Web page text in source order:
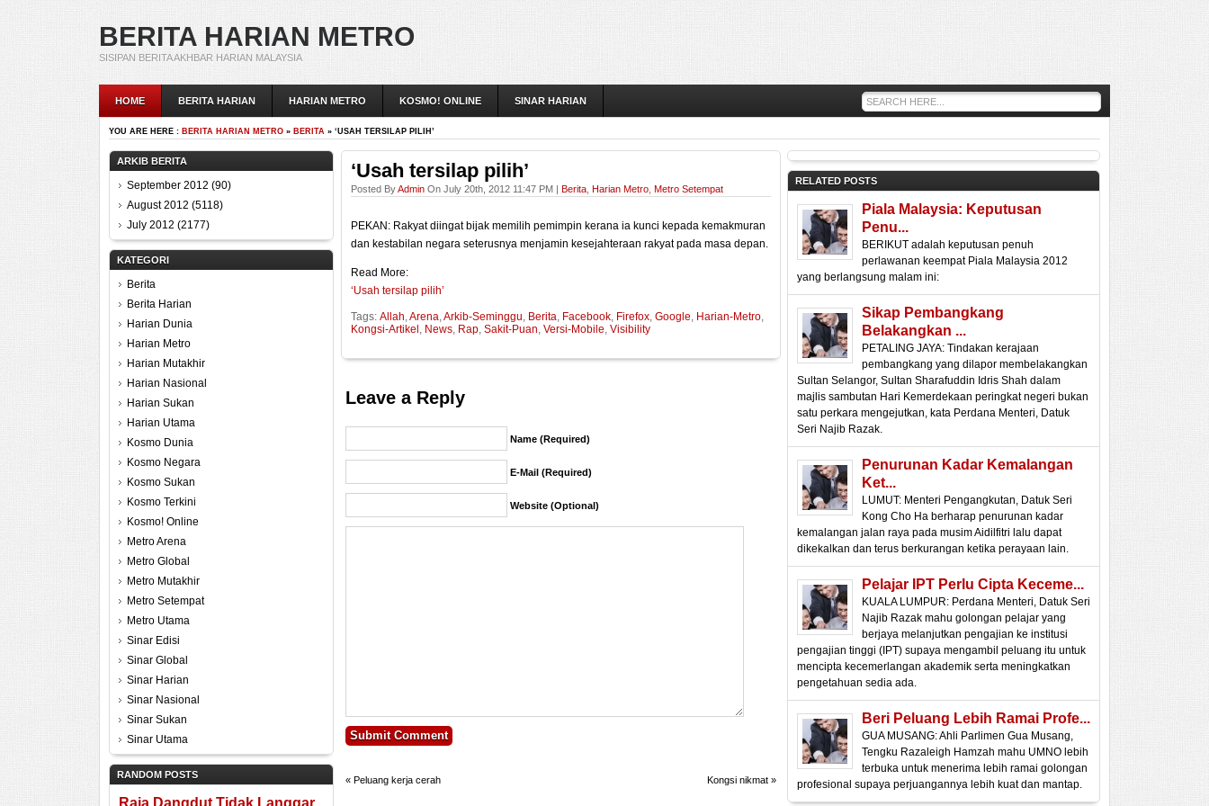
BERITA HARIAN METRO
SISIPAN BERITA AKHBAR HARIAN MALAYSIA
HOME BERITA HARIAN HARIAN METRO KOSMO! ONLINE SINAR HARIAN
YOU ARE HERE : BERITA HARIAN METRO » BERITA » ‘USAH TERSILAP PILIH’
ARKIB BERITA
September 2012 (90)
August 2012 (5118)
July 2012 (2177)
KATEGORI
Berita
Berita Harian
Harian Dunia
Harian Metro
Harian Mutakhir
Harian Nasional
Harian Sukan
Harian Utama
Kosmo Dunia
Kosmo Negara
Kosmo Sukan
Kosmo Terkini
Kosmo! Online
Metro Arena
Metro Global
Metro Mutakhir
Metro Setempat
Metro Utama
Sinar Edisi
Sinar Global
Sinar Harian
Sinar Nasional
Sinar Sukan
Sinar Utama
RANDOM POSTS
Raja Dangdut Tidak Langgar
‘Usah tersilap pilih’
Posted ByAdmin On July 20th, 2012 11:47 PM | Berita Harian Metro Metro Setempat
PEKAN: Rakyat diingat bijak memilih pemimpin kerana ia kunci kepada kemakmuran
dan kestabilan negara seterusnya menjamin kesejahteraan rakyat pada masa depan.
Read More:
‘Usah tersilap pilih’
Tags: Allah,Arena,Arkib-Seminggu, Berita, Facebook, Firefox, Google, Harian-Metro,
Kongsi-Artikel , News, Rap, Sakit-Puan, Versi-Mobile, Visibility
Leave a Reply
Name (required)
E-Mail (required)
Website (Optional)
« Peluang kerja cerah Kongsi nikmat »
RELATED POSTS
Piala Malaysia: Keputusan
Penu...
BERIKUT adalah keputusan penuh
perlawanan keempat Piala Malaysia 2012
yang berlangsung malam ini:
Sikap Pembangkang
Belakangkan ...
PETALING JAYA: Tindakan kerajaan
pembangkang yang dilapor membelakangkan
Sultan Selangor, Sultan Sharafuddin Idris Shah dalam
majlis sambutan Hari Kemerdekaan peringkat negeri bukan
satu perkara mengejutkan, kata Perdana Menteri, Datuk
Seri Najib Razak.
Penurunan Kadar Kemalangan
Ket...
LUMUT: Menteri Pengangkutan, Datuk Seri
Kong Cho Ha berharap penurunan kadar
kemalangan jalan raya pada musim Aidilfitri lalu dapat
dikekalkan dan terus berkurangan ketika perayaan lain.
Pelajar IPT Perlu Cipta Keceme...
KUALA LUMPUR: Perdana Menteri, Datuk Seri
Najib Razak mahu golongan pelajar yang
berjaya melanjutkan pengajian ke institusi
pengajian tinggi (IPT) supaya mengambil peluang itu untuk
mencipta kecemerlangan akademik serta meningkatkan
pengetahuan sedia ada.
Beri Peluang Lebih Ramai Profe...
GUA MUSANG: Ahli Parlimen Gua Musang,
Tengku Razaleigh Hamzah mahu UMNO lebih
terbuka untuk menerima lebih ramai golongan
profesional supaya perjuangannya lebih kuat dan mantap.